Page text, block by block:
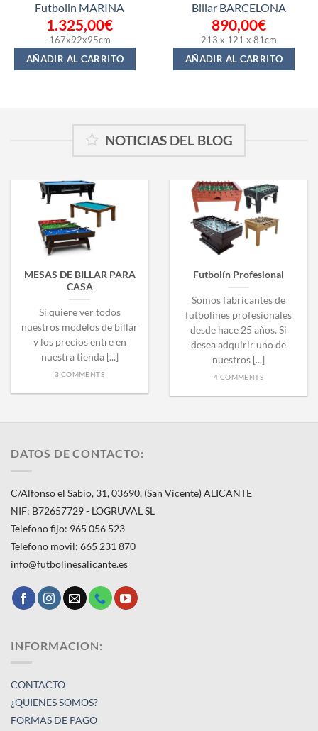
Futbolin MARINA
1.325,00€
167x92x95cm
AÑADIR AL CARRITO
Billar BARCELONA
890,00€
213 x 121 x 81cm
AÑADIR AL CARRITO
NOTICIAS DEL BLOG
MESAS DE BILLAR PARA
CASA
Si quiere ver todos
nuestros modelos de billar
y los precios entre en
nuestra tienda [...]
3 COMMENTS
Futbolín Profesional
Somos fabricantes de
futbolines profesionales
desde hace 25 años. Si
desea adquirir uno de
nuestros [...]
4 COMMENTS
DATOS DE CONTACTO:
C/Alfonso el Sabio, 31, 03690, (San Vicente) ALICANTE
NIF: B72657729 - LOGRUVAL SL
Telefono fijo: 965 056 523
Telefono movil: 665 231 870
info@futbolinesalicante.es
INFORMACION:
CONTACTO
¿QUIENES SOMOS?
FORMAS DE PAGO